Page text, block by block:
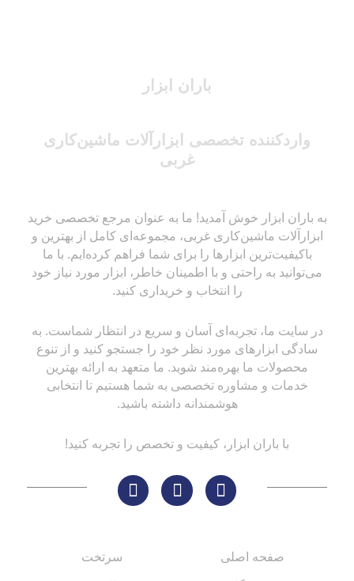
باران ابزار
واردکننده تخصصی ابزارآلات ماشین‌کاری
غربی
به باران ابزار خوش آمدید! ما به عنوان مرجع تخصصی خرید
ابزارآلات ماشین‌کاری غربی، مجموعه‌ای کامل از بهترین و
باکیفیت‌ترین ابزارها را برای شما فراهم کرده‌ایم. با ما
می‌توانید به راحتی و با اطمینان خاطر، ابزار مورد نیاز خود
را انتخاب و خریداری کنید.
در سایت ما، تجربه‌ای آسان و سریع در انتظار شماست. به
سادگی ابزارهای مورد نظر خود را جستجو کنید و از تنوع
محصولات ما بهره‌مند شوید. ما متعهد به ارائه بهترین
خدمات و مشاوره تخصصی به شما هستیم تا انتخابی
هوشمندانه داشته باشید.
با باران ابزار، کیفیت و تخصص را تجربه کنید!
صفحه اصلی سرتخت